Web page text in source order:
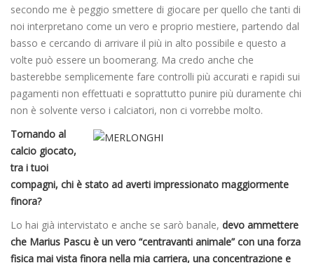
secondo me è peggio smettere di giocare per quello che tanti di
noi interpretano come un vero e proprio mestiere, partendo dal
basso e cercando di arrivare il più in alto possibile e questo a
volte può essere un boomerang. Ma credo anche che
basterebbe semplicemente fare controlli più accurati e rapidi sui
pagamenti non effettuati e soprattutto punire più duramente chi
non è solvente verso i calciatori, non ci vorrebbe molto.
Tornando al
calcio giocato,
tra i tuoi
compagni, chi è stato ad averti impressionato maggiormente
finora?
Lo hai già intervistato e anche se sarò banale, devo ammettere
che Marius Pascu è un vero “centravanti animale” con una forza
fisica mai vista finora nella mia carriera, una concentrazione e